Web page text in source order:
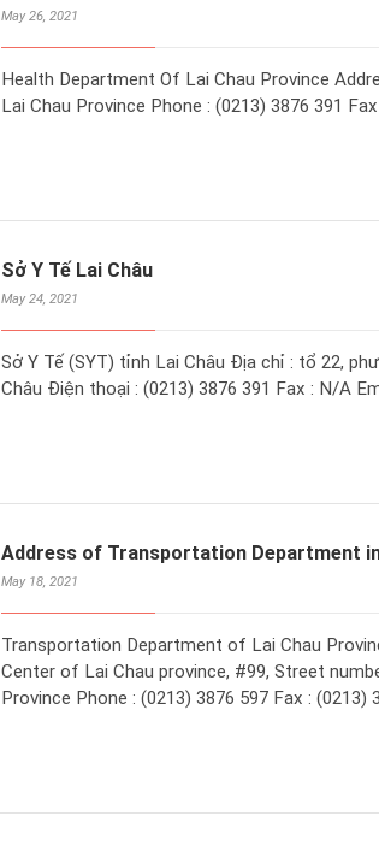
May 26, 2021
Health Department Of Lai Chau Province
Lai Chau Province Phone : (0213) 3876 391
Sở Y Tế Lai Châu
May 24, 2021
Sở Y Tế (SYT) tỉnh Lai Châu Địa chỉ : tổ 22,
Châu Điện thoại : (0213) 3876 391 Fax : N/A
Address of Transportation Department
May 18, 2021
Transportation Department of Lai Chau
Center of Lai Chau province, #99, Street
Province Phone : (0213) 3876 597 Fax : (0213)